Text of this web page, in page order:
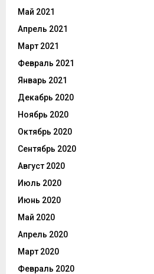
Май 2021
Апрель 2021
Март 2021
Февраль 2021
Январь 2021
Декабрь 2020
Ноябрь 2020
Октябрь 2020
Сентябрь 2020
Август 2020
Июль 2020
Июнь 2020
Май 2020
Апрель 2020
Март 2020
Февраль 2020